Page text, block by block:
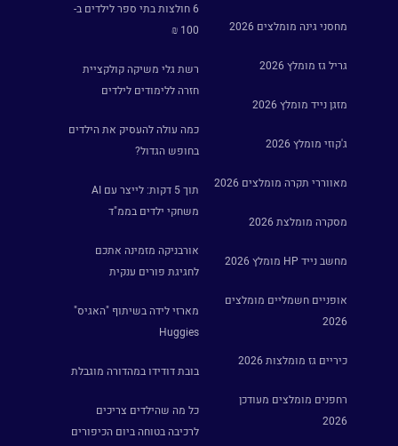
מחסני גינה מומלצים 2026
גריל גז מומלץ 2026
מזגן נייד מומלץ 2026
ג'קוזי מומלץ 2026
מאווררי תקרה מומלצים 2026
מסקרה מומלצת 2026
מחשב נייד HP מומלץ 2026
אופניים חשמליים מומלצים
2026
כיריים גז מומלצות 2026
רחפנים מומלצים מעודכן
2026
6 חולצות בתי ספר לילדים ב-
100 ₪
רשת גלי משיקה קולקציית
חזרה ללימודים לילדים
כמה עולה להעסיק את הילדים
בחופש הגדול?
תוך 5 דקות: לייצר עם AI
משחקי ילדים בממ"ד
אורבניקה מזמינה אתכם
לחגיגת פורים ענקית
מארזי לידה בשיתוף "האגיס"
Huggies
בובת דודידו במהדורה מוגבלת
כל מה שהילדים צריכים
לרכיבה בטוחה ביום הכיפורים